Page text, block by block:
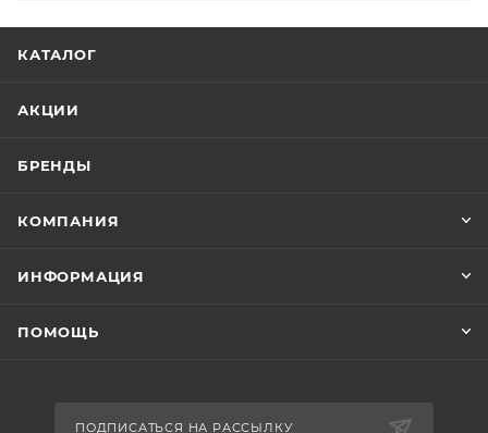
КАТАЛОГ
АКЦИИ
БРЕНДЫ
КОМПАНИЯ
ИНФОРМАЦИЯ
ПОМОЩЬ
ПОДПИСАТЬСЯ НА РАССЫЛКУ